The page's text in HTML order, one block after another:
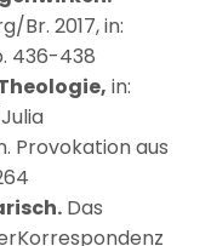
Br. 2017, in:
436-438
in:
Provokation aus
Das